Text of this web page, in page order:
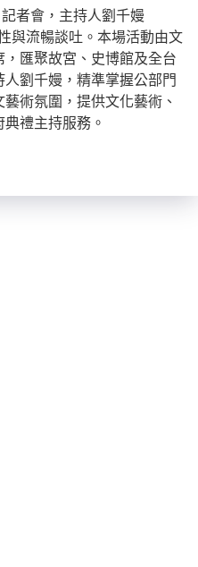
者會，主持人劉千嫚
與流暢談吐。本場活動由文
匯聚故宮、史博館及全台
劉千嫚，精準掌握公部門
術氛圍，提供文化藝術、
禮主持服務。